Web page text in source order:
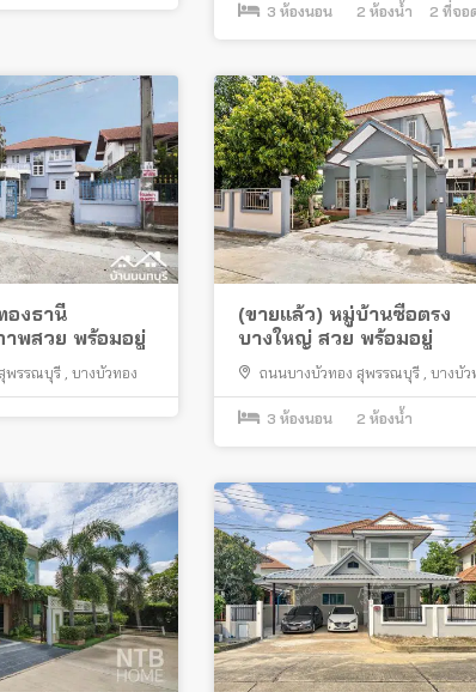
3 ห้องนอน 2 ห้องน้ำ 2 ที่จอ
องธานี
าพสวย พร้อมอยู่
พรรณบุรี , บางบัวทอง
(ขายแล้ว) หมู่บ้านซื่อตรง
บางใหญ่ สวย พร้อมอยู่
ถนนบางบัวทอง สุพรรณบุรี , บางบัว
ละหาร
3 ห้องนอน 2 ห้องน้ำ